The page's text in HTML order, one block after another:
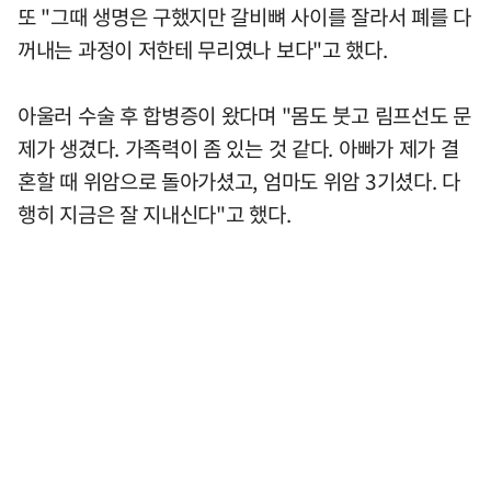
또 "그때 생명은 구했지만 갈비뼈 사이를 잘라서 폐를 다
꺼내는 과정이 저한테 무리였나 보다"고 했다.
아울러 수술 후 합병증이 왔다며 "몸도 붓고 림프선도 문
제가 생겼다. 가족력이 좀 있는 것 같다. 아빠가 제가 결
혼할 때 위암으로 돌아가셨고, 엄마도 위암 3기셨다. 다
행히 지금은 잘 지내신다"고 했다.